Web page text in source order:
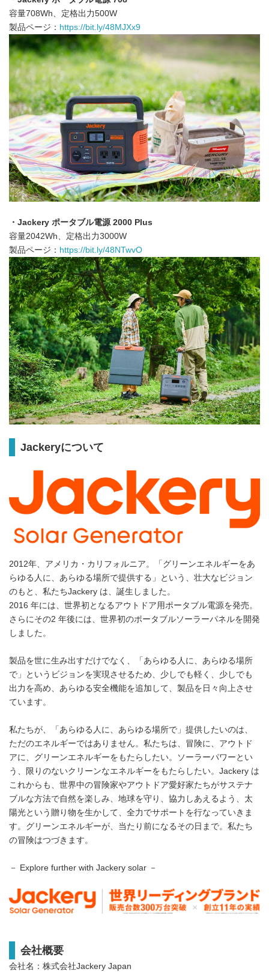
容量708Wh、定格出力500W
製品ページ： https://bit.ly/48MJXx9
・Jackery ポータブル電源 2000 Plus
容量2042Wh、定格出力3000W
製品ページ： https://bit.ly/48NTwvO
Jackeryについて
2012年、アメリカ・カリフォルニア。「グリーンエネルギーをあ
らゆる⼈に、あらゆる場所で提供する」という、壮⼤なビジョン
のもと、私たちJackery は、誕⽣しました。
2016 年には、世界初となるアウトドア⽤ポータブル電源を発売。
さらにその2 年後には、世界初のポータブルソーラーパネルを開発
しました。
製品を世に⽣み出すだけでなく、「あらゆる⼈に、あらゆる場所
で」というビジョンを実現させるため、少しでも軽く、少しでも
出⼒を⾼め、あらゆる安全機能を追加して、製品を⽇々向上させ
ています。
私たちが、「あらゆる⼈に、あらゆる場所で」提供したいのは、
ただのエネルギーではありません。私たちは、冒険に、アウトド
アに、グリーンエネルギーをもたらしたい。ソーラーパワーとい
う、限りのないクリーンなエネルギーをもたらしたい。Jackery は
これからも、世界中の冒険家やアウトドア愛好家たちがサステナ
ブルな⽅法で⾃然を楽しみ、地球を守り、協⼒しあえるよう、太
陽光という贈り物を⽣かして、全⼒でサポートを⾏なっていきま
す。グリーンエネルギーが、当たり前になるその⽇まで。私たち
の冒険はつづきます。
－ Explore further with Jackery solar －
会社概要
会社名：株式会社Jackery Japan